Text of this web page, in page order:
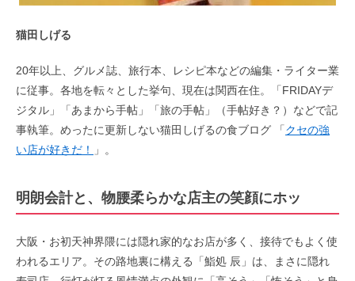
猫田しげる
20年以上、グルメ誌、旅行本、レシピ本などの編集・ライター業
に従事。各地を転々とした挙句、現在は関西在住。「FRIDAYデ
ジタル」「あまから手帖」「旅の手帖」（手帖好き？）などで記
事執筆。めったに更新しない猫田しげるの食ブログ 「クセの強
い店が好きだ！
」。
明朗会計と、物腰柔らかな店主の笑顔にホッ
大阪・お初天神界隈には隠れ家的なお店が多く、接待でもよく使
われるエリア。その路地裏に構える「鮨処 辰」は、まさに隠れ